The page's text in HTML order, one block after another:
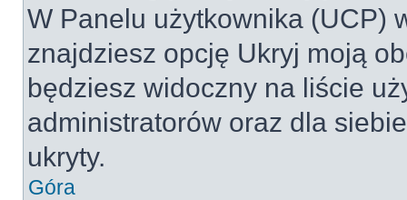
W Panelu użytkownika (UCP)
znajdziesz opcję Ukryj moją
będziesz widoczny na liście
administratorów oraz dla
ukryty.
Góra